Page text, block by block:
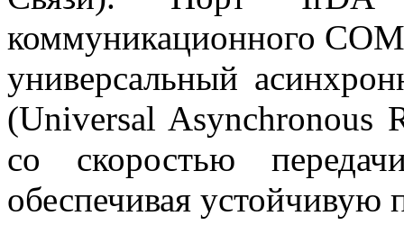
коммуникационного
универсальный
(Universal Asynchronous
со скоростью
обеспечивая устойчивую